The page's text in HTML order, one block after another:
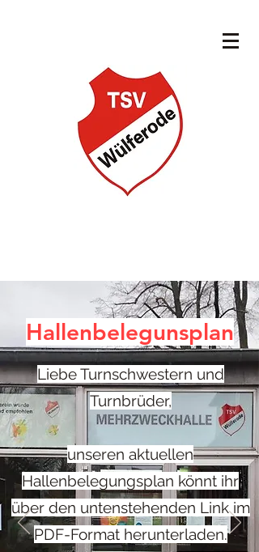
Hallenbelegunsplan
Liebe Turnschwestern und
Turnbrüder,
unseren aktuellen
Hallenbelegungsplan könnt ihr
über den untenstehenden Link im
PDF-Format herunterladen.